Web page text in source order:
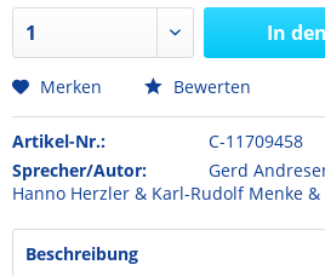
In den
Merken Bewerten
Artikel-Nr.:
C-11709458
Sprecher/Autor:
Gerd
Hanno Herzler & Karl-Rudolf Menke
Beschreibung